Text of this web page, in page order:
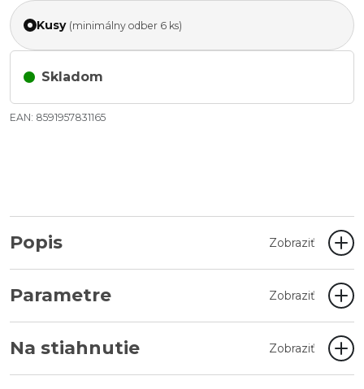
Kusy (minimálny odber 6 ks)
Skladom
EAN: 8591957831165
Popis Zobraziť
Parametre Zobraziť
Na stiahnutie Zobraziť